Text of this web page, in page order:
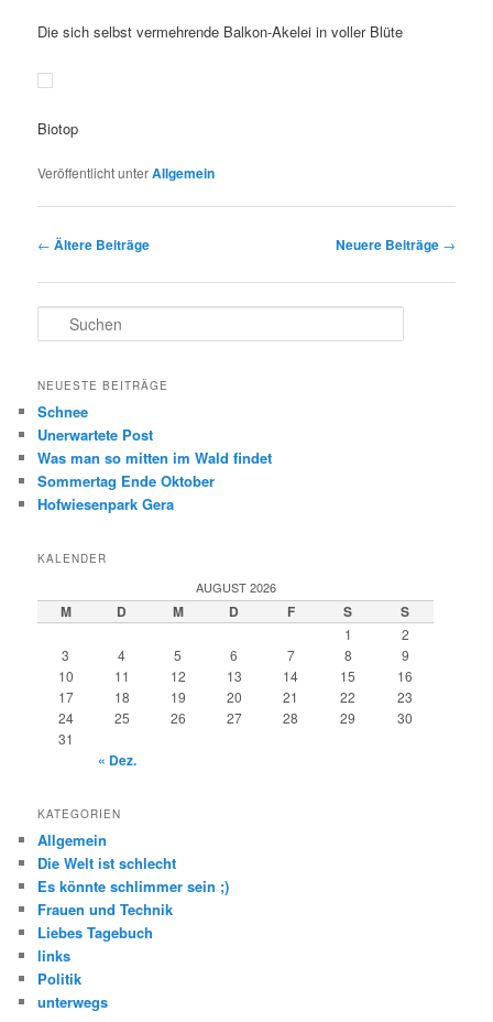
Die sich selbst vermehrende Balkon-Akelei in voller Blüte
Biotop
Veröffentlicht unterAllgemein
Beitragsnavigation
← Ältere Beiträge Neuere Beiträge →
u
h
n
NEUESTE BEITRÄGE
Schnee
Unerwartete Post
Was man so mitten im Wald findet
Sommertag Ende Oktober
Hofwiesenpark Gera
KALENDER
AUGUST 2026
M D M D F S S
1
2
3
4 5 6 7 8
9
10
11 12 13 14 15
16
17
18 19 20 21 22
23
24
25 26 27 28 29
30
31
« Dez.
KATEGORIEN
Allgemein
Die Welt ist schlecht
Es könnte schlimmer sein ;)
Frauen und Technik
Liebes Tagebuch
links
Politik
unterwegs